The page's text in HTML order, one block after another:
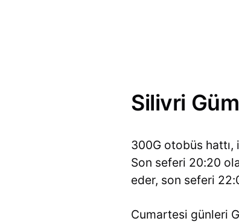
Silivri
300G otobüs hattı,
Son seferi 20:20
eder, son seferi
Cumartesi günleri